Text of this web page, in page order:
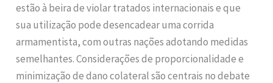
estão à beira de violar tratados internacionais e que
sua utilização pode desencadear uma corrida
armamentista, com outras nações adotando medidas
semelhantes. Considerações de proporcionalidade e
minimização de dano colateral são centrais no debate